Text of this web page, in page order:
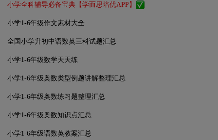
小学全科辅导必备宝典【学而思培优APP】
小学1-6年级作文素材大全
全国小学升初中语数英三科试题汇总
小学1-6年级数学天天练
小学1-6年级奥数类型例题讲解整理汇总
小学1-6年级奥数练习题整理汇总
小学1-6年级奥数知识点汇总
小学1-6年级语数英教案汇总